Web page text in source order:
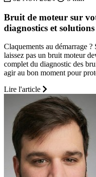
Bruit de moteur sur
diagnostics et solutions
Claquements au démarrage
laissez pas un bruit moteur
complet du diagnostic des
agir au bon moment pour
Lire l'article